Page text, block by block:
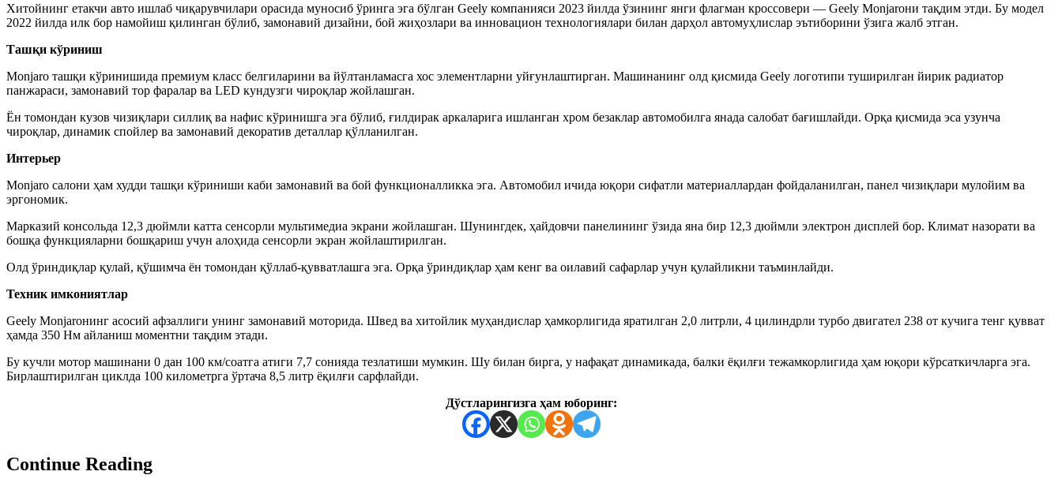
Хитойнинг етакчи авто ишлаб чиқарувчилари орасида муносиб ўринга эга бўлган Geely компанияси 2023 йилда ўзининг янги флагман кроссовери — Geely Monjaroни тақдим этди. Бу модел
2022 йилда илк бор намойиш қилинган бўлиб, замонавий дизайни, бой жиҳозлари ва инновацион технологиялари билан дарҳол автомуҳлислар эътиборини ўзига жалб этган.
Ташқи кўриниш
Monjaro ташқи кўринишида премиум класс белгиларини ва йўлтанламасга хос элементларни уйғунлаштирган. Машинанинг олд қисмида Geely логотипи туширилган йирик радиатор
панжараси, замонавий тор фаралар ва LED кундузги чироқлар жойлашган.
Ён томондан кузов чизиқлари силлиқ ва нафис кўринишга эга бўлиб, ғилдирак аркаларига ишланган хром безаклар автомобилга янада салобат бағишлайди. Орқа қисмида эса узунча
чироқлар, динамик спойлер ва замонавий декоратив деталлар қўлланилган.
Интерьер
Monjaro салони ҳам худди ташқи кўриниши каби замонавий ва бой функционалликка эга. Автомобил ичида юқори сифатли материаллардан фойдаланилган, панел чизиқлари мулойим ва
эргономик.
Марказий консольда 12,3 дюймли катта сенсорли мультимедиа экрани жойлашган. Шунингдек, ҳайдовчи панелининг ўзида яна бир 12,3 дюймли электрон дисплей бор. Климат назорати ва
бошқа функцияларни бошқариш учун алоҳида сенсорли экран жойлаштирилган.
Олд ўриндиқлар қулай, қўшимча ён томондан қўллаб-қувватлашга эга. Орқа ўриндиқлар ҳам кенг ва оилавий сафарлар учун қулайликни таъминлайди.
Техник имкониятлар
Geely Monjaroнинг асосий афзаллиги унинг замонавий моторида. Швед ва хитойлик муҳандислар ҳамкорлигида яратилган 2,0 литрли, 4 цилиндрли турбо двигател 238 от кучига тенг қувват
ҳамда 350 Нм айланиш моментни тақдим этади.
Бу кучли мотор машинани 0 дан 100 км/соатга атиги 7,7 сонияда тезлатиши мумкин. Шу билан бирга, у нафақат динамикада, балки ёқилғи тежамкорлигида ҳам юқори кўрсаткичларга эга.
Бирлаштирилган циклда 100 километрга ўртача 8,5 литр ёқилғи сарфлайди.
Дўстларингизга ҳам юборинг:
Continue Reading